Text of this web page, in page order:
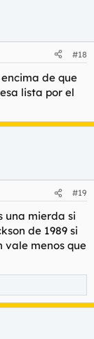
nuestra
#18
de que
lista por el
#19
una mierda si
de 1989 si
vale menos que